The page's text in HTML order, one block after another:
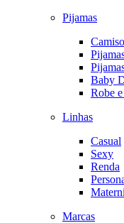
Pijamas
Baby
Robe
Linhas
Casual
Sexy
Renda
Marcas